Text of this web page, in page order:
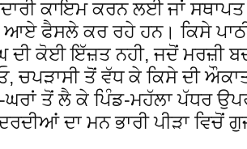
ਕਾਇਮ ਕਰਨ ਲਈ ਜਾਂ ਸਥਾਪਤ
ਫੈਸਲੇ ਕਰ ਰਹੇ ਹਨ। ਕਿਸੇ
ਦੀ ਕੋਈ ਇੱਜ਼ਤ ਨਹੀ, ਜਦੋਂ ਮਰਜ਼ੀ
ਚਪੜਾਸੀ ਤੋਂ ਵੱਧ ਕੇ ਕਿਸੇ ਦੀ
ਤੋਂ ਲੈ ਕੇ ਪਿੰਡ-ਮਹੱਲਾ ਪੱਧਰ
ਦਾ ਮਨ ਭਾਰੀ ਪੀੜਾ ਵਿਚੋਂ